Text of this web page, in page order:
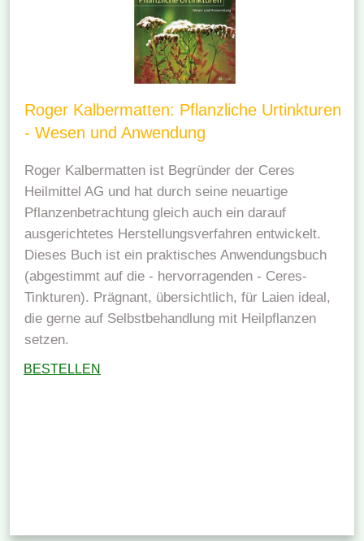
Roger Kalbermatten: Pflanzliche Urtinkturen
- Wesen und Anwendung
Roger Kalbermatten ist Begründer der Ceres
Heilmittel AG und hat durch seine neuartige
Pflanzenbetrachtung gleich auch ein darauf
ausgerichtetes Herstellungsverfahren entwickelt.
Dieses Buch ist ein praktisches Anwendungsbuch
(abgestimmt auf die - hervorragenden - Ceres-
Tinkturen). Prägnant, übersichtlich, für Laien ideal,
die gerne auf Selbstbehandlung mit Heilpflanzen
setzen.
BESTELLEN